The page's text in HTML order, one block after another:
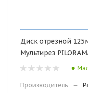
Диск отрезной
Мультирез
Производитель —